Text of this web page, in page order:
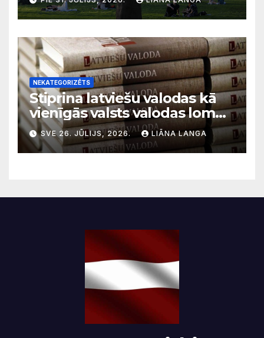
migrācijas tendencēm
NEKATEGORIZĒTS
Stiprina latviešu valodas kā
vienīgās valsts valodas lomu
sabiedriskajos medijos
SVE 26. JŪLIJS, 2026. LIĀNA LANGA